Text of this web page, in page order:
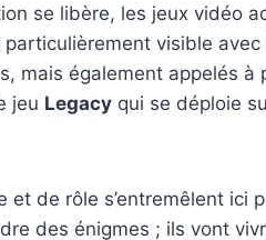
se libère, les jeux
visible
mais également appelés
jeu Legacy qui se déploie
et de rôle s’entremêlent
des énigmes ; ils vont